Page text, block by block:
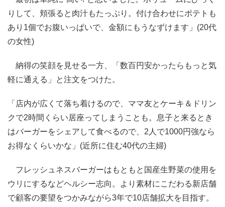
りして、頬張ると肉汁もたっぷり。付け合わせにポテトも
あり1個でお腹いっぱいで、金額にもうなずけます」(20代
の女性)
納得の笑顔を見せる一方、「数百円安かったらもっと気
軽に通える」と注文をつけた。
「店内が広くて落ち着けるので、ママ友とケーキ＆ドリン
クで2時間くらい居座ってしまうことも。息子と来るとき
はバーガーをシェアして食べるので、2人で1000円強なら
お得なくらいかな」(近所に住む40代の主婦)
フレッシュネスバーガーはもともと国産生野菜の使用を
ウリにするなどヘルシー志向。より素材にこだわる新店舗
で顧客の要望をつかみながら3年で10店舗拡大を目指す。